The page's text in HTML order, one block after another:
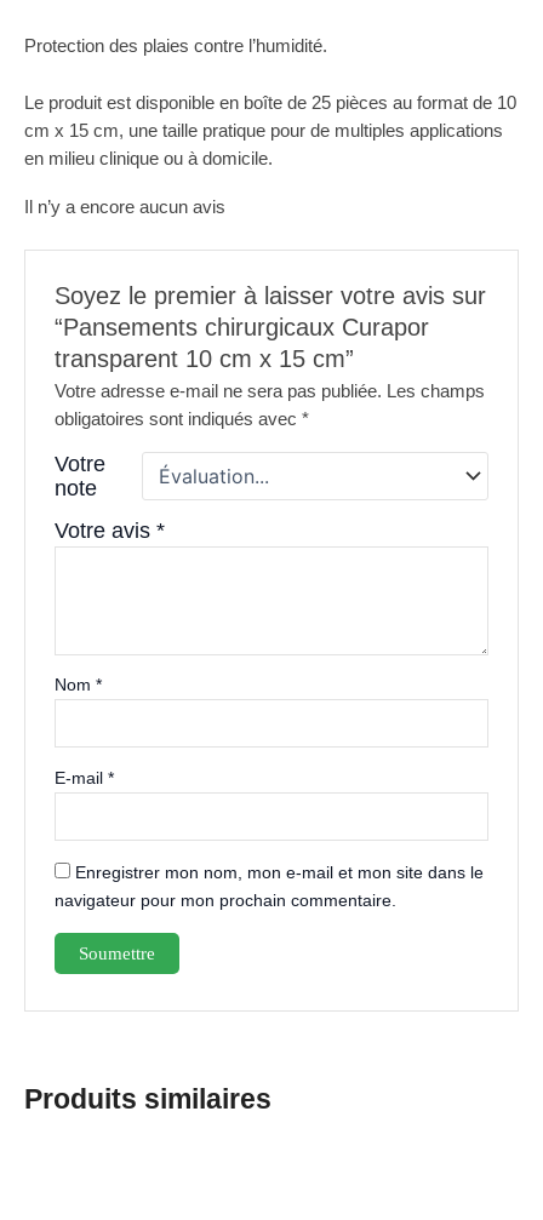
Protection des plaies contre l’humidité.
Le produit est disponible en boîte de 25 pièces au format de 10
cm x 15 cm, une taille pratique pour de multiples applications
en milieu clinique ou à domicile.
Il n’y a encore aucun avis
Soyez le premier à laisser votre avis sur
“Pansements chirurgicaux Curapor
transparent 10 cm x 15 cm”
Votre adresse e-mail ne sera pas publiée. Les champs
obligatoires sont indiqués avec*
Votre
note
Votre avis*
Nom*
E-mail*
Enregistrer mon nom, mon e-mail et mon site dans le
navigateur pour mon prochain commentaire.
Produits similaires